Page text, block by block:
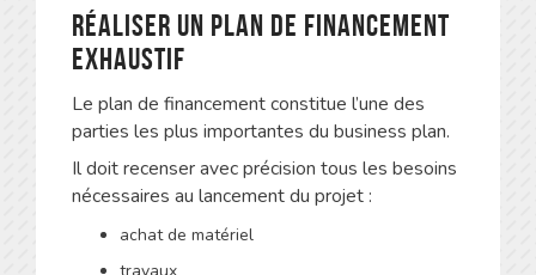
Réaliser un plan de financement
exhaustif
Le plan de financement constitue l’une des
parties les plus importantes du business plan.
Il doit recenser avec précision tous les besoins
nécessaires au lancement du projet :
achat de matériel